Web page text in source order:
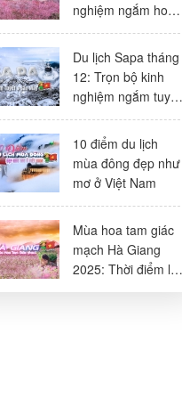
nghiệm ngắm hoa
anh đào, lịch trình
& lưu ý
Du lịch Sapa tháng
12: Trọn bộ kinh
nghiệm ngắm tuyết
& săn mây đẹp
nhất
10 điểm du lịch
mùa đông đẹp như
mơ ở Việt Nam
Mùa hoa tam giác
mạch Hà Giang
2025: Thời điểm lý